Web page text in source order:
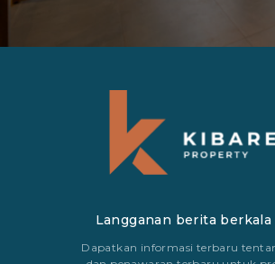
Langganan berita berkala
Dapatkan informasi terbaru